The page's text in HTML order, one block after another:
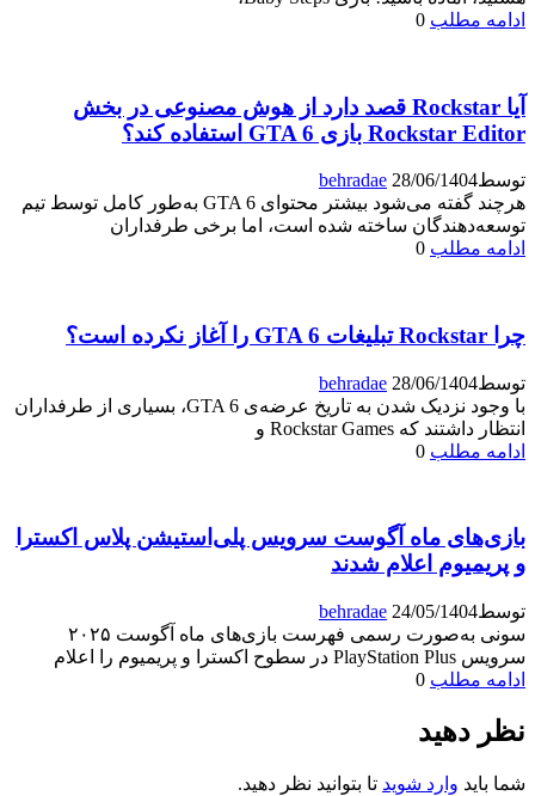
ادامه مطلب 0
آیا Rockstar قصد دارد از هوش مصنوعی در بخش
Rockstar Editor بازی GTA 6 استفاده کند؟
توسط behradae 28/06/1404
هرچند گفته می‌شود بیشتر محتوای GTA 6 به‌طور کامل توسط تیم
توسعه‌دهندگان ساخته شده است، اما برخی طرفداران
ادامه مطلب 0
چرا Rockstar تبلیغات GTA 6 را آغاز نکرده است؟
توسط behradae 28/06/1404
با وجود نزدیک شدن به تاریخ عرضه‌ی GTA 6، بسیاری از طرفداران
انتظار داشتند که Rockstar Games و
ادامه مطلب 0
بازی‌های ماه آگوست سرویس پلی‌استیشن پلاس اکسترا
و پریمیوم اعلام شدند
توسط behradae 24/05/1404
سونی به‌صورت رسمی فهرست بازی‌های ماه آگوست ۲۰۲۵
سرویس PlayStation Plus در سطوح اکسترا و پریمیوم را اعلام
ادامه مطلب 0
نظر دهید
شما باید وارد شوید تا بتوانید نظر دهید.